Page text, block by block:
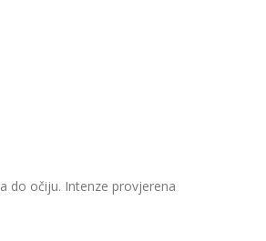
do očiju. Intenze provjerena